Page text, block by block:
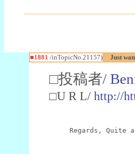
■1881 /inTopicNo.21157) Just
□投稿者/
□U R L/ http://
Regards, Quite